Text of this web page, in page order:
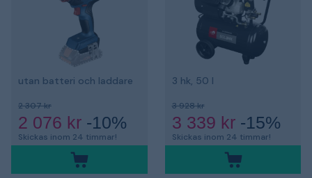
utan batteri och laddare
2 307 kr
2 076 kr -10%
Skickas inom 24 timmar!
3 hk, 50 l
3 928 kr
3 339 kr-15%
Skickas inom 24 timmar!